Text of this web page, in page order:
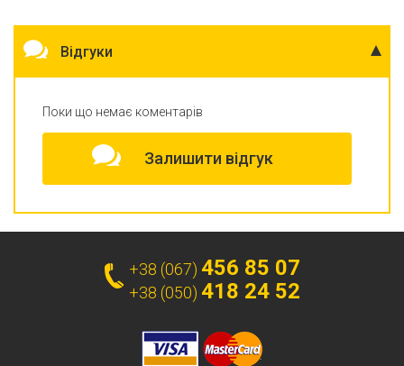
Відгуки
Поки що немає коментарів
Залишити відгук
+38 (067) 456 85 07
+38 (050) 418 24 52